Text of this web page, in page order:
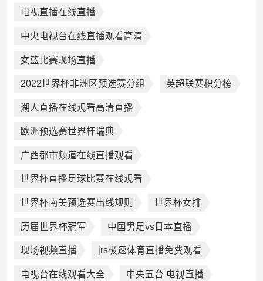
电视直播在线直播
中央电视台在线直播观看高清
女篮比赛现场直播
2022世界杯非洲区预选赛分组 英超联赛积分榜
湖人直播在线观看高清直播
欧洲预选赛世界杯瑞典
广西都市频道在线直播观看
世界杯直播足球比赛在线观看
世界杯南美预选赛出线规则 世界杯女排
历届世界杯冠军 中国男足vs日本直播
现场视频直播 jrs极速体育直播免费观看
电视台在线观看大全 中央五台 电视直播